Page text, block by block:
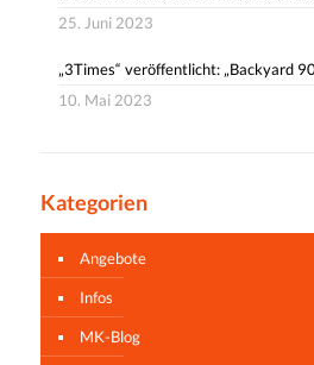
25. Juni 2023
„3Times“ veröffentlicht: „Backyard
10. Mai 2023
Kategorien
Angebote
Infos
MK-Blog